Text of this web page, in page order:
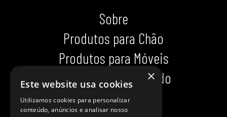
Sobre
Produtos para Chão
Produtos para Móveis
Produtos para Calçado
Indispensáveis
×
Este website usa cookies
Utilizamos cookies para personalizar
conteúdo, anúncios e analisar nosso